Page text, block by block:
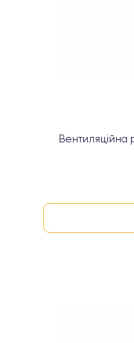
Вентиляційна